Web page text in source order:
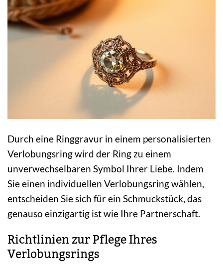
Durch eine Ringgravur in einem personalisierten
Verlobungsring wird der Ring zu einem
unverwechselbaren Symbol Ihrer Liebe. Indem
Sie einen individuellen Verlobungsring wählen,
entscheiden Sie sich für ein Schmuckstück, das
genauso einzigartig ist wie Ihre Partnerschaft.
Richtlinien zur Pflege Ihres
Verlobungsrings